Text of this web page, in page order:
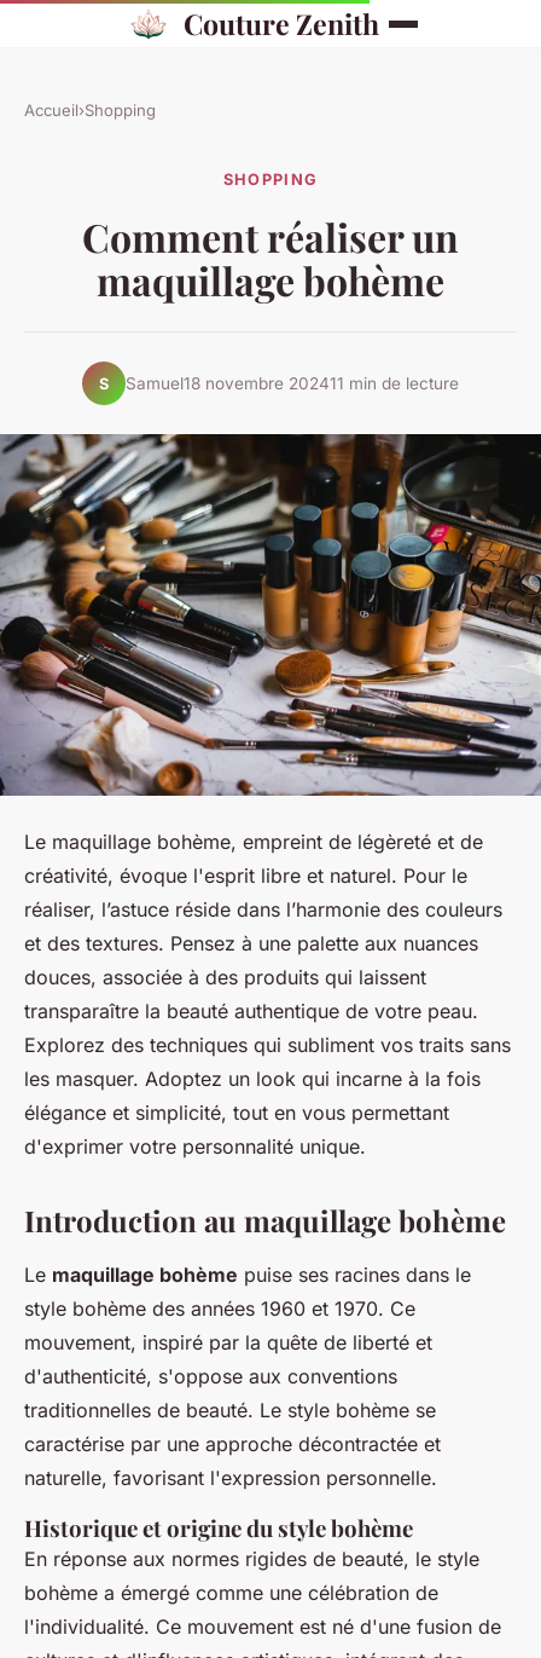
Couture Zenith
Accueil›Shopping
SHOPPING
Comment réaliser un
maquillage bohème
S Samuel18 novembre 202411 min de lecture
Le maquillage bohème, empreint de légèreté et de
créativité, évoque l'esprit libre et naturel. Pour le
réaliser, l’astuce réside dans l’harmonie des couleurs
et des textures. Pensez à une palette aux nuances
douces, associée à des produits qui laissent
transparaître la beauté authentique de votre peau.
Explorez des techniques qui subliment vos traits sans
les masquer. Adoptez un look qui incarne à la fois
élégance et simplicité, tout en vous permettant
d'exprimer votre personnalité unique.
Introduction au maquillage bohème
Le maquillage bohème puise ses racines dans le
style bohème des années 1960 et 1970. Ce
mouvement, inspiré par la quête de liberté et
d'authenticité, s'oppose aux conventions
traditionnelles de beauté. Le style bohème se
caractérise par une approche décontractée et
naturelle, favorisant l'expression personnelle.
Historique et origine du style bohème
En réponse aux normes rigides de beauté, le style
bohème a émergé comme une célébration de
l'individualité. Ce mouvement est né d'une fusion de